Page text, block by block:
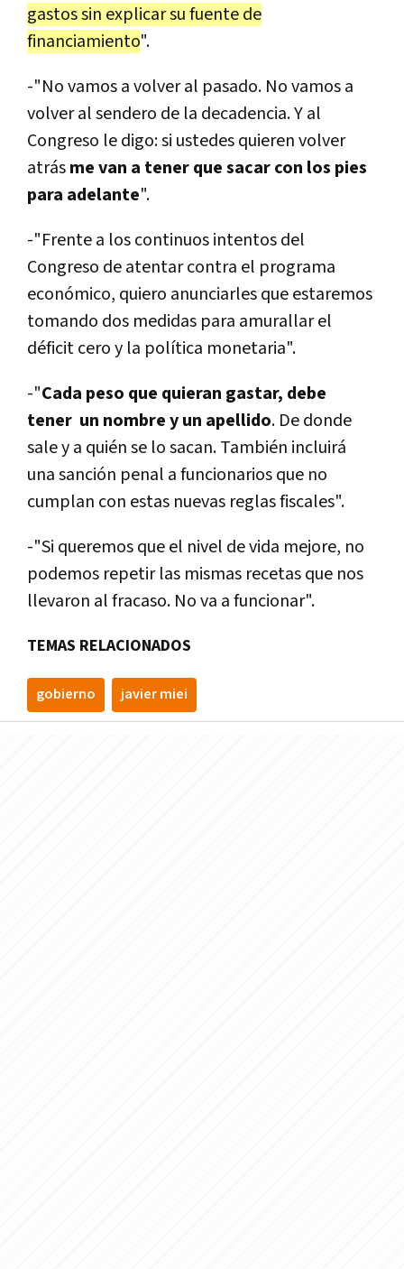
gastos sin explicar su fuente de
financiamiento".
-"No vamos a volver al pasado. No vamos a
volver al sendero de la decadencia. Y al
Congreso le digo: si ustedes quieren volver
atrásme van a tener que sacar con los pies
para adelante".
-"Frente a los continuos intentos del
Congreso de atentar contra el programa
económico, quiero anunciarles que estaremos
tomando dos medidas para amurallar el
déficit cero y la política monetaria".
-"Cada peso que quieran gastar, debe
tener un nombre y un apellido. De donde
sale y a quién se lo sacan. También incluirá
una sanción penal a funcionarios que no
cumplan con estas nuevas reglas fiscales".
-"Si queremos que el nivel de vida mejore, no
podemos repetir las mismas recetas que nos
llevaron al fracaso. No va a funcionar".
TEMAS RELACIONADOS
gobierno javier miei